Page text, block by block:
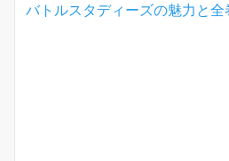
バトルスタディーズの魅力と全